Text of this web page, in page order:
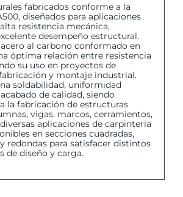
fabricados conforme a la
diseñados para aplicaciones
resistencia mecánica,
desempeño estructural.
al carbono conformado en
óptima relación entre resistencia
su uso en proyectos de
y montaje industrial.
soldabilidad, uniformidad
de calidad, siendo
la fabricación de estructuras
vigas, marcos, cerramientos,
aplicaciones de carpintería
en secciones cuadradas,
redondas para satisfacer distintos
de diseño y carga.